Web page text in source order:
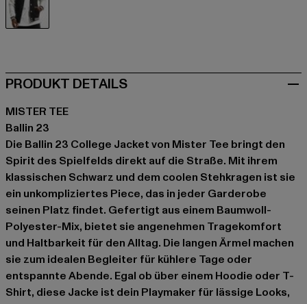
PRODUKT DETAILS
MISTER TEE
Ballin 23
Die Ballin 23 College Jacket von Mister Tee bringt den
Spirit des Spielfelds direkt auf die Straße. Mit ihrem
klassischen Schwarz und dem coolen Stehkragen ist sie
ein unkompliziertes Piece, das in jeder Garderobe
seinen Platz findet. Gefertigt aus einem Baumwoll-
Polyester-Mix, bietet sie angenehmen Tragekomfort
und Haltbarkeit für den Alltag. Die langen Ärmel machen
sie zum idealen Begleiter für kühlere Tage oder
entspannte Abende. Egal ob über einem Hoodie oder T-
Shirt, diese Jacke ist dein Playmaker für lässige Looks,